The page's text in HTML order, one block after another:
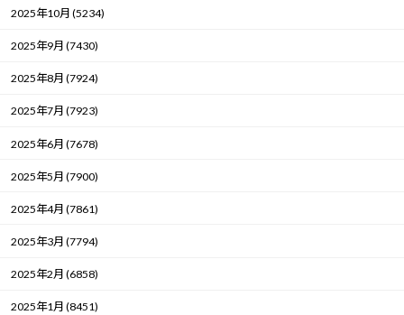
2025年10月 (5234)
2025年9月 (7430)
2025年8月 (7924)
2025年7月 (7923)
2025年6月 (7678)
2025年5月 (7900)
2025年4月 (7861)
2025年3月 (7794)
2025年2月 (6858)
2025年1月 (8451)